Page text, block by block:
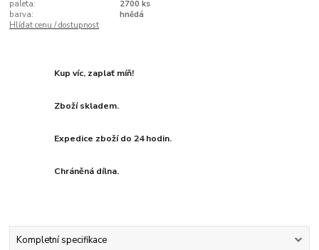
paleta:
2700 ks
barva:
hnědá
Hlídat cenu / dostupnost
Kup víc, zaplať míň!
Zboží skladem.
Expedice zboží do 24 hodin.
Chráněná dílna.
Kompletní specifikace